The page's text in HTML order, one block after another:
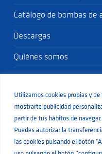
Utilizamos cookies propias y
mostrarte publicidad
partir de tus hábitos de
Puedes autorizar la
las cookies pulsando el botón
Catálogo de bombas de
Descargas
Quiénes somos
Política de Calidad
Blog